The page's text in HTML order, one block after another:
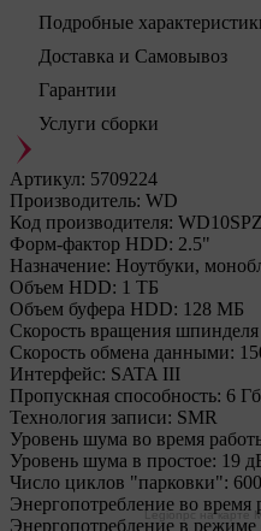
Подробные
Доставка и Самовывоз
Гарантии
Услуги сборки
Артикул: 5709224
Производитель: WD
Код производителя:
Форм-фактор HDD: 2.5"
Назначение: Ноутбуки,
Объем HDD: 1 ТБ
Объем буфера HDD: 128 МБ
Скорость вращения шпинделя
Скорость обмена данными:
Интерфейс: SATA III
Пропускная способность: 6
Технология записи: SMR
Уровень шума во время
Уровень шума в простое: 19
Число циклов "парковки":
Энергопотребление во время
Энергопотребление в
Legionpc на карте